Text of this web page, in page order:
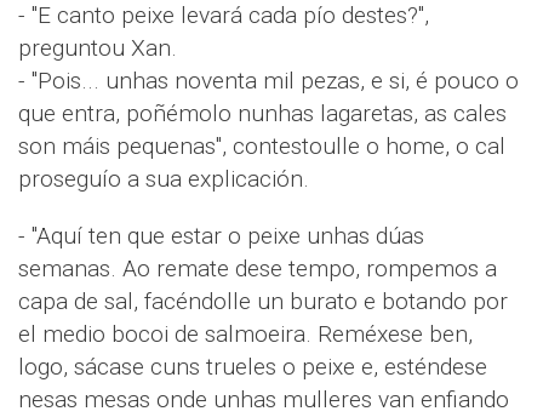
- "E canto peixe levará cada pío destes?",
preguntou Xan.
- "Pois... unhas noventa mil pezas, e si, é pouco o
que entra, poñémolo nunhas lagaretas, as cales
son máis pequenas", contestoulle o home, o cal
proseguío a sua explicación.
- "Aquí ten que estar o peixe unhas dúas
semanas. Ao remate dese tempo, rompemos a
capa de sal, facéndolle un burato e botando por
el medio bocoi de salmoeira. Reméxese ben,
logo, sácase cuns trueles o peixe e, esténdese
nesas mesas onde unhas mulleres van enfiando